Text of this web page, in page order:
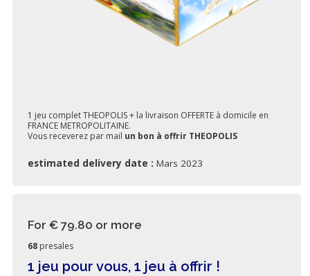
1 jeu complet THEOPOLIS + la livraison OFFERTE à domicile en
FRANCE METROPOLITAINE.
Vous receverez par mail un bon à offrir THEOPOLIS
estimated delivery date : Mars 2023
For € 79.80 or more
68 presales
1 jeu pour vous, 1 jeu à offrir !